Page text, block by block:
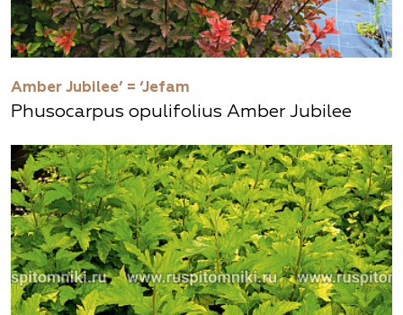
Amber Jubilee’ = ‘Jefam
Phusocarpus оpulifolius Amber Jubilee